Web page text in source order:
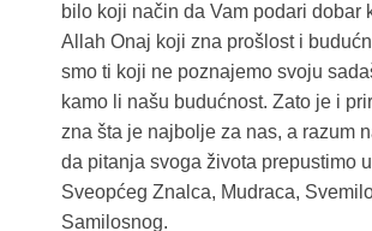
bilo koji način da Vam podari dobar
Allah Onaj koji zna prošlost i
smo ti koji ne poznajemo svoju
kamo li našu budućnost. Zato je i
zna šta je najbolje za nas, a razum
da pitanja svoga života prepustimo
Sveopćeg Znalca, Mudraca,
Samilosnog.